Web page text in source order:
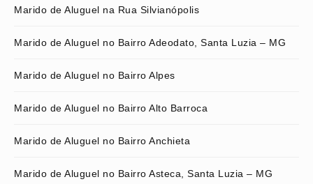
Marido de Aluguel na Rua Silvianópolis
Marido de Aluguel no Bairro Adeodato, Santa Luzia – MG
Marido de Aluguel no Bairro Alpes
Marido de Aluguel no Bairro Alto Barroca
Marido de Aluguel no Bairro Anchieta
Marido de Aluguel no Bairro Asteca, Santa Luzia – MG